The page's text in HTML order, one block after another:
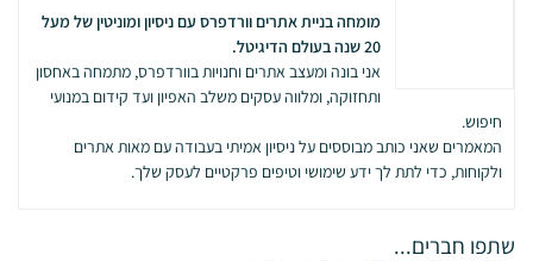
מומחה בניית אתרים וורדפרס עם ניסיון ומוניטין של מעל
20 שנה בעולם הדיגיטל.
אני בונה ומעצב אתרים וחנויות בוורדפרס, מתמחה באחסון
ותחזוקה, ומלווה עסקים משלב האפיון ועד קידום במנועי
חיפוש.
המאמרים שאני כותב מבוססים על ניסיון אמיתי בעבודה עם מאות אתרים
ולקוחות, כדי לתת לך ידע שימושי וטיפים פרקטיים לעסק שלך.
שתפו חברים...